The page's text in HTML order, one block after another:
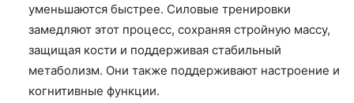
уменьшаются быстрее. Силовые тренировки
замедляют этот процесс, сохраняя стройную массу,
защищая кости и поддерживая стабильный
метаболизм. Они также поддерживают настроение и
когнитивные функции.